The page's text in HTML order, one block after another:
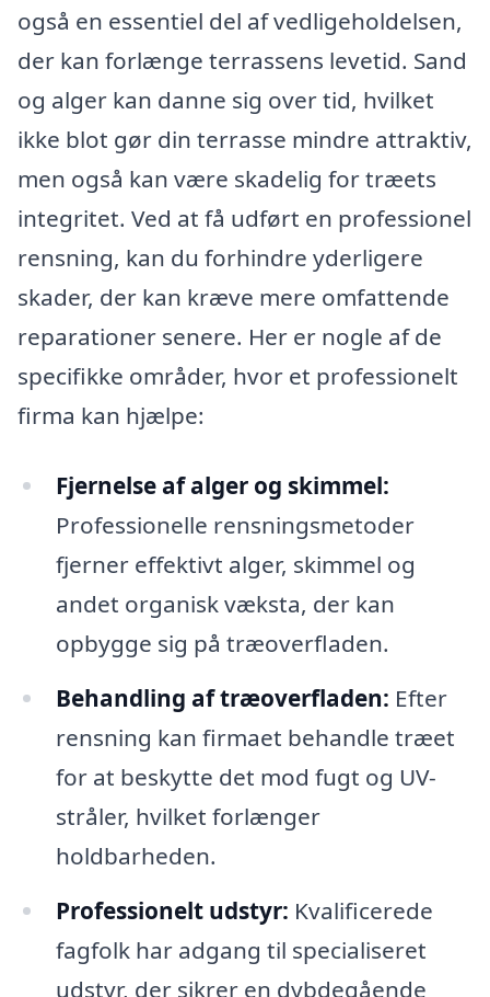
også en essentiel del af vedligeholdelsen,
der kan forlænge terrassens levetid. Sand
og alger kan danne sig over tid, hvilket
ikke blot gør din terrasse mindre attraktiv,
men også kan være skadelig for træets
integritet. Ved at få udført en professionel
rensning, kan du forhindre yderligere
skader, der kan kræve mere omfattende
reparationer senere. Her er nogle af de
specifikke områder, hvor et professionelt
firma kan hjælpe:
Fjernelse af alger og skimmel:
Professionelle rensningsmetoder
fjerner effektivt alger, skimmel og
andet organisk væksta, der kan
opbygge sig på træoverfladen.
Behandling af træoverfladen: Efter
rensning kan firmaet behandle træet
for at beskytte det mod fugt og UV-
stråler, hvilket forlænger
holdbarheden.
Professionelt udstyr: Kvalificerede
fagfolk har adgang til specialiseret
udstyr, der sikrer en dybdegående